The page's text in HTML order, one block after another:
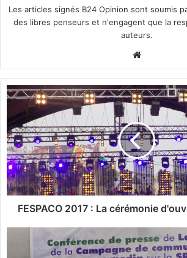
Les articles signés B24 Opinion sont soumis
des libres penseurs et n'engagent que la
auteurs.
bsi
te
F
S
P
A
C
O
2
0
FESPACO 2017 : La cérémonie